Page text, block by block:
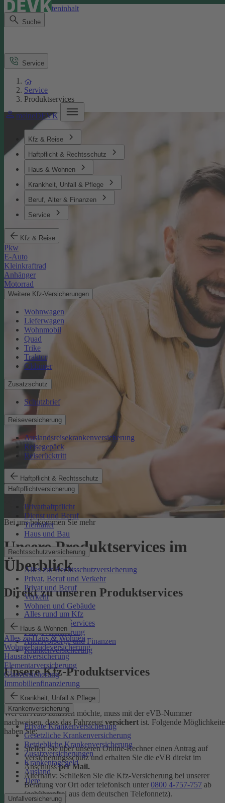
Direkt zum Seiteninhalt
Suche
meineDEVK
Kfz & Reise
Haftpflicht & Rechtsschutz
Haus & Wohnen
Krankheit, Unfall & Pflege
Beruf, Alter & Finanzen
Service
Kfz & Reise
Pkw
E-Auto
Kleinkraftrad
Anhänger
Motorrad
Weitere Kfz-Versicherungen
Wohnwagen
Lieferwagen
Wohnmobil
Quad
Trike
Traktor
Oldtimer
Zusatzschutz
Schutzbrief
Reiseversicherung
Auslandsreisekrankenversicherung
Reisegepäck
Reiserücktritt
Haftpflicht & Rechtsschutz
Haftpflichtversicherung
Privathaftpflicht
Dienst und Beruf
Tierhalter
Haus und Bau
Rechtsschutzversicherung
Alles zur Rechtsschutzversicherung
Privat, Beruf und Verkehr
Privat und Beruf
Verkehr
Wohnen und Gebäude
Haus & Wohnen
Alles zu Haus & Wohnen
Wohngebäudeversicherung
Hausratversicherung
Elementarversicherung
Glasversicherung
Immobilienfinanzierung
Krankheit, Unfall & Pflege
Krankenversicherung
Private Krankenversicherung
Gesetzliche Krankenversicherung
Betriebliche Krankenversicherung
Zusatzversicherungen
Krankentagegeld
Ausland
Tiere
Unfallversicherung
Service
Service
Produktservices
Bei uns bekommen Sie mehr
Unsere Produktservices im
Überblick
Direkt zu unseren Produktservices
Alles rund um Kfz
Rechtsschutz-Services
Pflegeversicherung
Altersvorsorge und Finanzen
Krankenversicherung
Unsere Kfz-Produktservices
eVB-Nummer
Wer ein Auto zulassen möchte, muss mit der eVB-Nummer
nachweisen, dass das Fahrzeug versichert ist. Folgende
haben Sie:
Stellen Sie über unseren Online-Rechner einen Antrag auf
Versicherungsschutz und erhalten Sie die eVB direkt im
Anschlussper Mail.
Alternativ: Schließen Sie die Kfz-​Versicherung bei unserer
Beratung vor Ort oder telefonisch unter 0800 4-​757-757 ab
(gebührenfrei aus dem deutschen Telefonnetz).